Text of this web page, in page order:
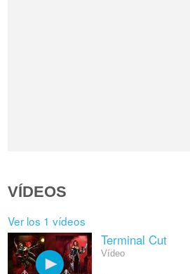
VÍDEOS
Ver los 1 vídeos
Terminal Cut
Vídeo